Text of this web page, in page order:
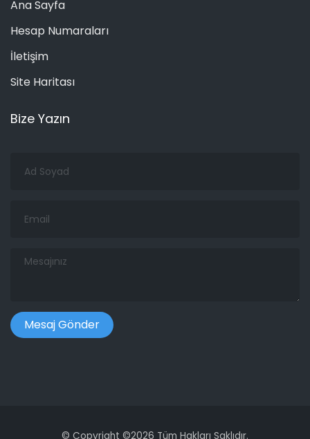
Ana Sayfa
Hesap Numaraları
İletişim
Site Haritası
Bize Yazın
Soyad
Mesajınız
© Copyright ©2026 Tüm Hakları Saklıdır.